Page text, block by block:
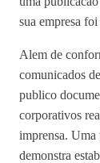
sua empresa
Alem de
comunicados
publico
corporativos
imprensa. Uma
demonstra